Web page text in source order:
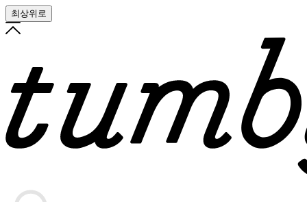
최상위로